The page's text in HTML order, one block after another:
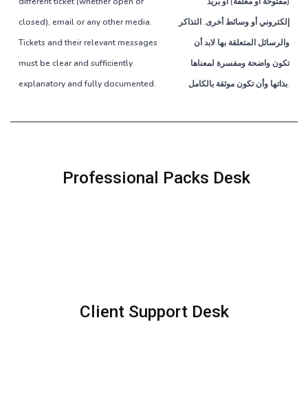
closed), email or any other media.
Tickets and their relevant messages
must be clear and sufficiently
explanatory and fully documented.
إلكتروني أو وسائط أخرى. التذاكر
والرسائل المتعلقة بها لابد أن
تكون واضحة ومفسرة لمعناها
بذاتها وأن تكون موثقة بالكامل.
Professional Packs Desk
Client Support Desk ​